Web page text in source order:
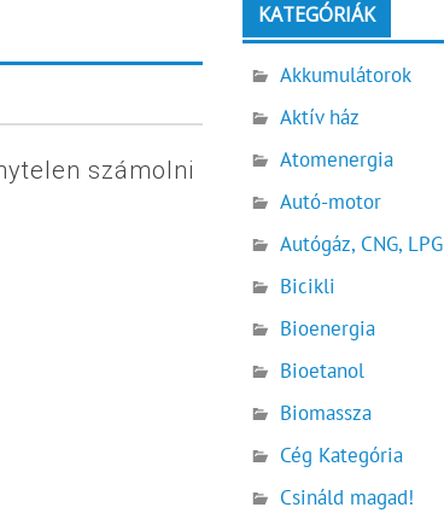
számolni
KATEGÓRIÁK
Akkumulátorok
Aktív ház
Atomenergia
Autó-motor
Autógáz, CNG, LPG
Bicikli
Bioenergia
Bioetanol
Biomassza
Cég Kategória
Csináld magad!